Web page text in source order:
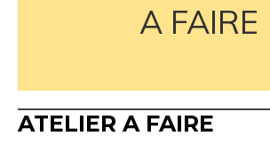
A FAIRE
ATELIER A FAIRE